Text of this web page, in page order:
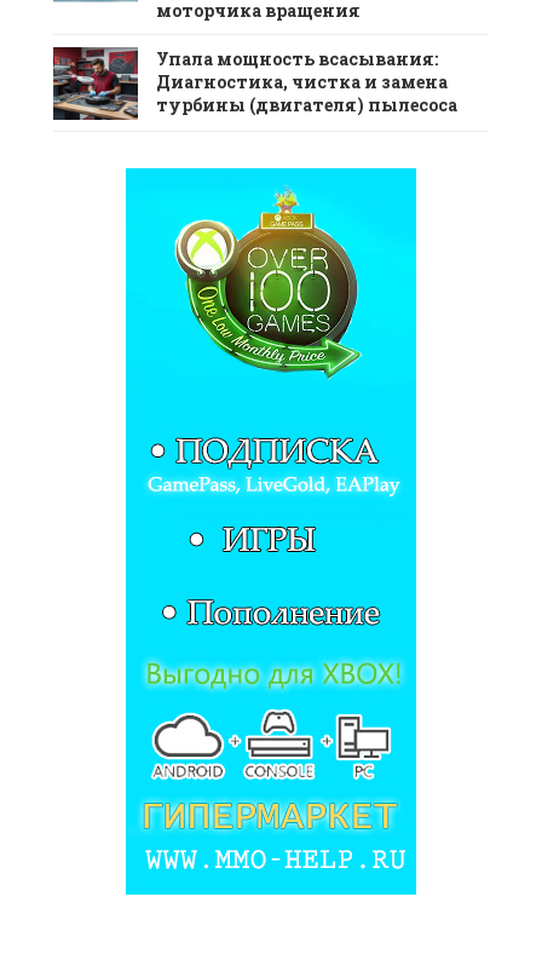
моторчика вращения
Упала мощность всасывания:
Диагностика, чистка и замена
турбины (двигателя) пылесоса